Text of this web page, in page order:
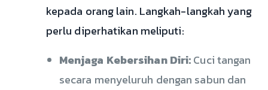
kepada orang lain. Langkah-langkah yang
perlu diperhatikan meliputi:
Menjaga Kebersihan Diri:Cuci tangan
secara menyeluruh dengan sabun dan